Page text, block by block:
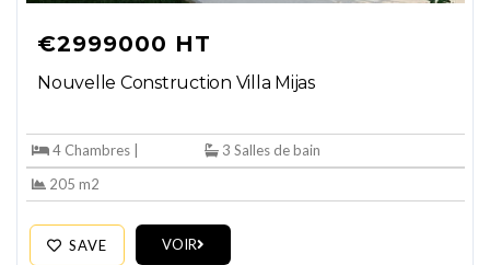
€2999000 HT
Nouvelle Construction Villa Mijas
4 Chambres |
3 Salles de bain
205 m2
SAVE VOIR